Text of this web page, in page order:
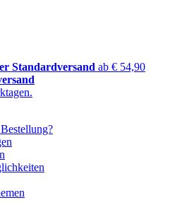
Standardversand ab € 54,90